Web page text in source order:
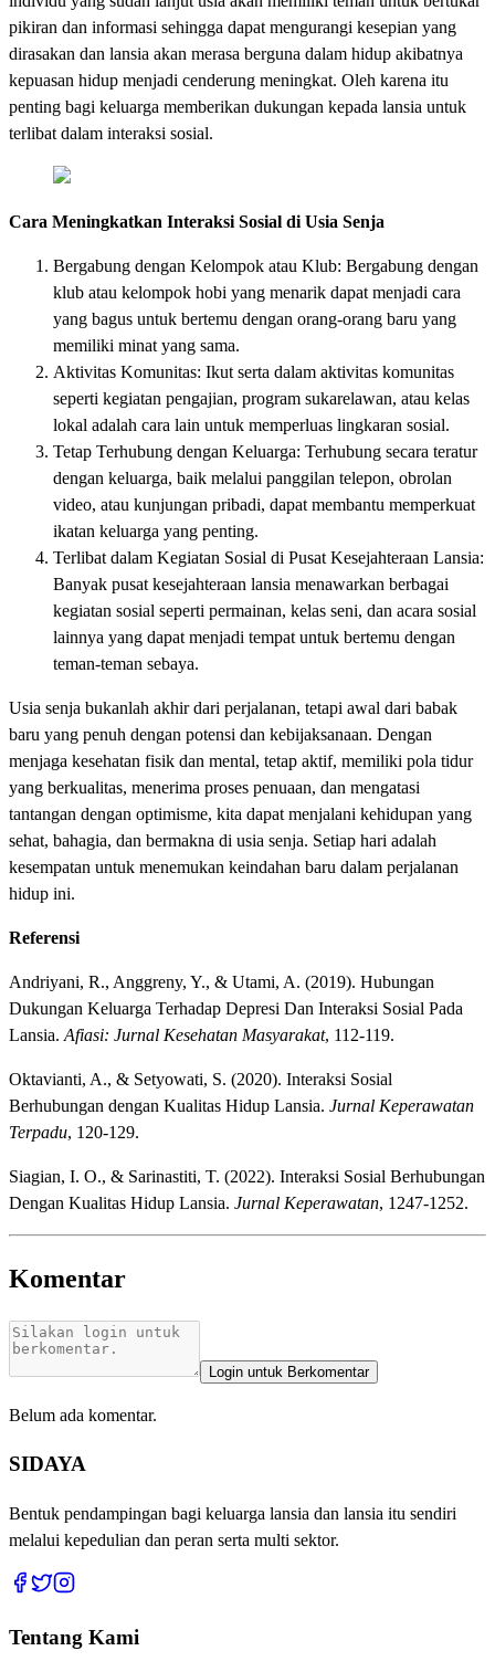
pikiran dan informasi sehingga dapat mengurangi kesepian yang
dirasakan dan lansia akan merasa berguna dalam hidup akibatnya
kepuasan hidup menjadi cenderung meningkat. Oleh karena itu
penting bagi keluarga memberikan dukungan kepada lansia untuk
terlibat dalam interaksi sosial.
Cara Meningkatkan Interaksi Sosial di Usia Senja
Bergabung dengan Kelompok atau Klub: Bergabung dengan
klub atau kelompok hobi yang menarik dapat menjadi cara
yang bagus untuk bertemu dengan orang-orang baru yang
memiliki minat yang sama.
Aktivitas Komunitas: Ikut serta dalam aktivitas komunitas
seperti kegiatan pengajian, program sukarelawan, atau kelas
lokal adalah cara lain untuk memperluas lingkaran sosial.
Tetap Terhubung dengan Keluarga: Terhubung secara teratur
dengan keluarga, baik melalui panggilan telepon, obrolan
video, atau kunjungan pribadi, dapat membantu memperkuat
ikatan keluarga yang penting.
Terlibat dalam Kegiatan Sosial di Pusat Kesejahteraan Lansia:
Banyak pusat kesejahteraan lansia menawarkan berbagai
kegiatan sosial seperti permainan, kelas seni, dan acara sosial
lainnya yang dapat menjadi tempat untuk bertemu dengan
teman-teman sebaya.
Usia senja bukanlah akhir dari perjalanan, tetapi awal dari babak
baru yang penuh dengan potensi dan kebijaksanaan. Dengan
menjaga kesehatan fisik dan mental, tetap aktif, memiliki pola tidur
yang berkualitas, menerima proses penuaan, dan mengatasi
tantangan dengan optimisme, kita dapat menjalani kehidupan yang
sehat, bahagia, dan bermakna di usia senja. Setiap hari adalah
kesempatan untuk menemukan keindahan baru dalam perjalanan
hidup ini.
Referensi
Andriyani, R., Anggreny, Y., & Utami, A. (2019). Hubungan
Dukungan Keluarga Terhadap Depresi Dan Interaksi Sosial Pada
Lansia. Afiasi: Jurnal Kesehatan Masyarakat, 112-119.
Oktavianti, A., & Setyowati, S. (2020). Interaksi Sosial
Berhubungan dengan Kualitas Hidup Lansia. Jurnal Keperawatan
Terpadu, 120-129.
Siagian, I. O., & Sarinastiti, T. (2022). Interaksi Sosial Berhubungan
Dengan Kualitas Hidup Lansia. Jurnal Keperawatan, 1247-1252.
Komentar
Login untuk Berkomentar
Belum ada komentar.
SIDAYA
Bentuk pendampingan bagi keluarga lansia dan lansia itu sendiri
melalui kepedulian dan peran serta multi sektor.
Tentang Kami